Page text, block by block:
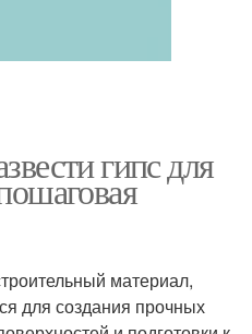
гипс для
материал,
для создания прочных